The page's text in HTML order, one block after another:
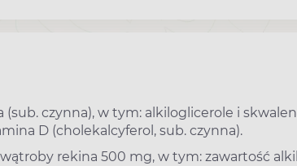
(sub. czynna), w tym: alkiloglicerole i
D (cholekalcyferol, sub. czynna).
rekina 500 mg, w tym: zawartość